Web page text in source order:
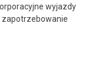
wyjazdy